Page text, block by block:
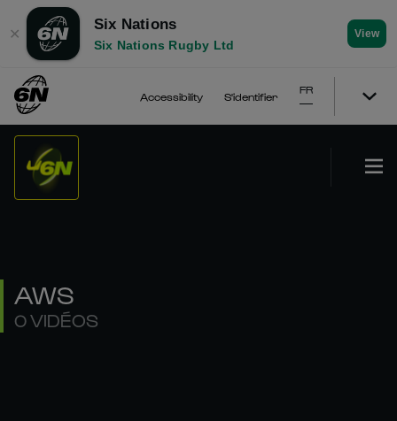
✕
Six Nations
Six Nations Rugby Ltd
View
Accessibility S'identifier
FR
AWS
0 VIDÉOS